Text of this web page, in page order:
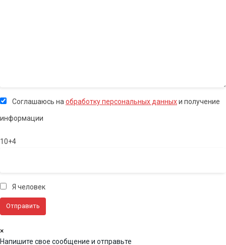
Соглашаюсь на обработку персональных данныхи получение
информации
10+4
Я человек
×
Напишите свое сообщение и отправьте